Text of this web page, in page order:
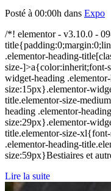
Posté à 00:00h dans Expo
/*! elementor - v3.10.0 -
.elementor-heading-
size-]>a{color:inherit;font-
widget-heading
size:15px}.elementor-
title.elementor-size-
heading .elementor-
size:29px}.elementor-
title.elementor-size-
.elementor-heading-
size:59px}Bestiaires et
Lire la suite